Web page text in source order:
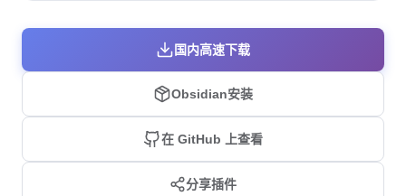
国内高速下载
Obsidian安装
在 GitHub 上查看
分享插件